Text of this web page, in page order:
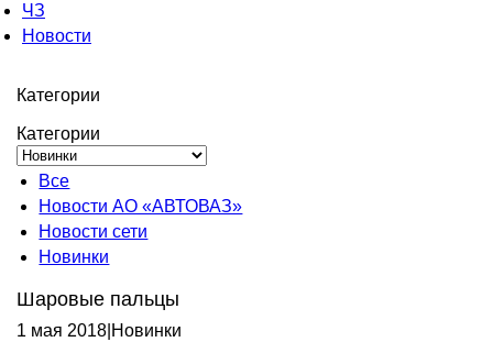
ЧЗ
Новости
Категории
Категории
Все
Новости АО «АВТОВАЗ»
Новости сети
Новинки
Шаровые пальцы
1 мая 2018 Новинки